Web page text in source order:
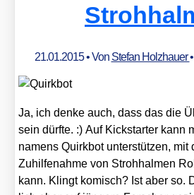
21.01.2015• Von Stefan Holzhauer•
Ja, ich den­ke auch, dass das die
sein dürf­te. :) Auf Kick­star­ter kann
namens Quirk­bot unter­stüt­zen, mit
Zuhil­fe­nah­me von Stroh­hal­men
kann. Klingt komisch? Ist aber so.